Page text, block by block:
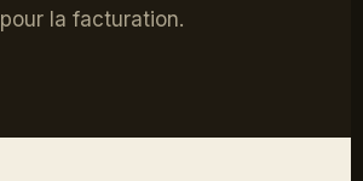
pour la facturation.